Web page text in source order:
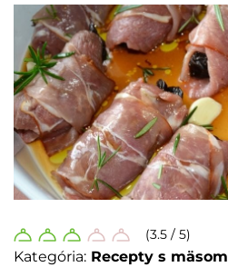
(3.5 / 5)
Kategória: Recepty s mäsom